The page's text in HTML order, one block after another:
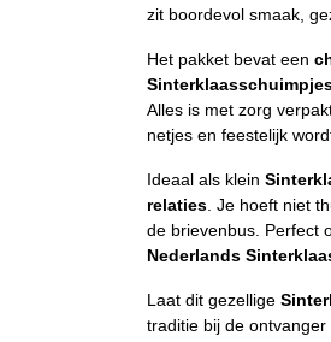
zit boordevol smaak,
Het pakket bevat een
Alles is met zorg
netjes en feestelijk
Ideaal als klein
relaties . Je hoeft niet
de brievenbus. Perfect
Nederlands
Laat dit gezellige
traditie bij de ontvanger